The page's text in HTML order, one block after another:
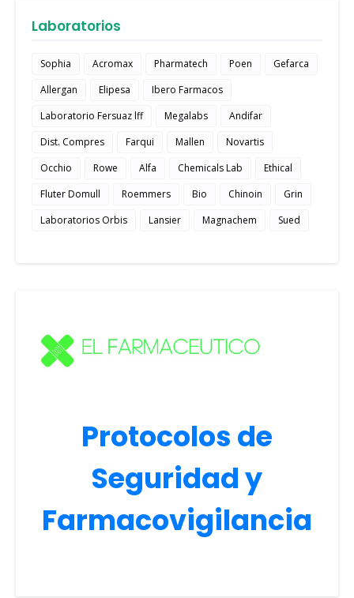
Laboratorios
Sophia Acromax Pharmatech Poen
Gefarca
Allergan
Elipesa
Ibero Farmacos
Laboratorio Fersuaz lff
Megalabs
Andifar
Dist. Compres
Farqui Mallen
Novartis
Occhio
Rowe Alfa Chemicals Lab
Ethical
Fluter Domull
Roemmers Bio Chinoin
Grin
Laboratorios Orbis
Lansier Magnachem Sued
Protocolos de
Seguridad y
Farmacovigilancia